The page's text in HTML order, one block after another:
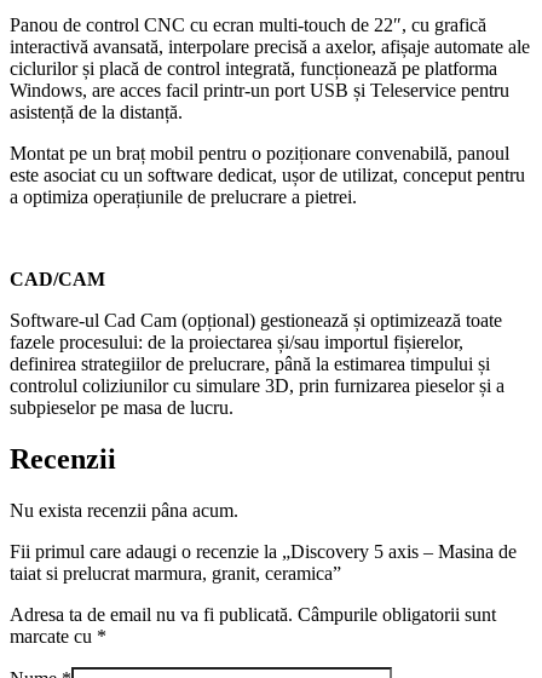
Panou de control CNC cu ecran multi-touch de 22″, cu grafică
interactivă avansată, interpolare precisă a axelor, afișaje automate ale
ciclurilor și placă de control integrată, funcționează pe platforma
Windows, are acces facil printr-un port USB și Teleservice pentru
asistență de la distanță.
Montat pe un braț mobil pentru o poziționare convenabilă, panoul
este asociat cu un software dedicat, ușor de utilizat, conceput pentru
a optimiza operațiunile de prelucrare a pietrei.
CAD/CAM
Software-ul Cad Cam (opțional) gestionează și optimizează toate
fazele procesului: de la proiectarea și/sau importul fișierelor,
definirea strategiilor de prelucrare, până la estimarea timpului și
controlul coliziunilor cu simulare 3D, prin furnizarea pieselor și a
subpieselor pe masa de lucru.
Recenzii
Nu exista recenzii pâna acum.
Fii primul care adaugi o recenzie la „Discovery 5 axis – Masina de
taiat si prelucrat marmura, granit, ceramica”
Adresa ta de email nu va fi publicată. Câmpurile obligatorii sunt
marcate cu *